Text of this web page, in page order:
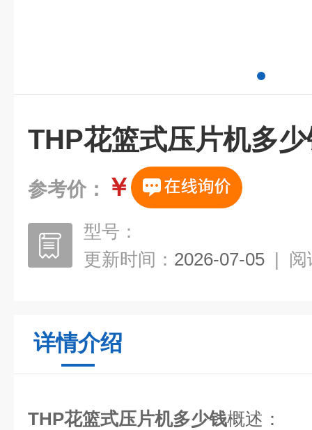
THP花篮式压片机多
参考价： ￥
型号：
更新时间： 2026-07-05 | 阅
详情介绍
THP花篮式压片机多少钱概述：